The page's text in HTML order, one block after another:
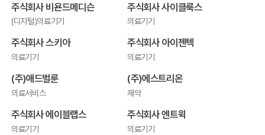
주식회사 비욘드메디슨
(디지털)의료기기
주식회사 사이클룩스
의료기기
주식회사 스키아
의료기기
주식회사 아이젠텍
의료기기
(주)애드벌룬
의료서비스
(주)에스트리온
제약
주식회사 에이블랩스
의료기기
주식회사 엔트윅
의료기기